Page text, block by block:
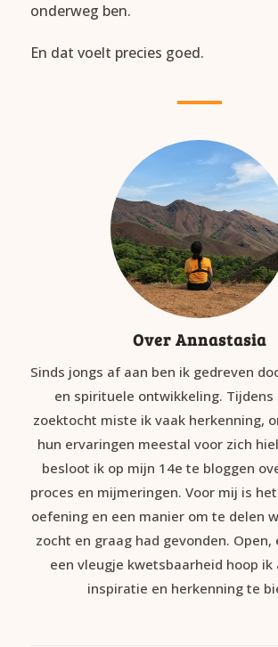
onderweg ben.
En dat voelt precies goed.
Over Annastasia
Sinds jongs af aan ben ik gedreven
en spirituele ontwikkeling. Tijdens
zoektocht miste ik vaak herkenning,
hun ervaringen meestal voor zich
besloot ik op mijn 14e te bloggen
proces en mijmeringen. Voor mij is
oefening en een manier om te delen
zocht en graag had gevonden.
een vleugje kwetsbaarheid hoop ik
inspiratie en herkenning te